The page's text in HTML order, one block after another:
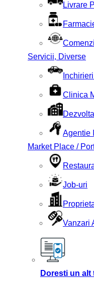
Livrare
Servicii, Diverse
Clinica
Agentie
Market Place /
Job-uri
Vanzari
Doresti un alt